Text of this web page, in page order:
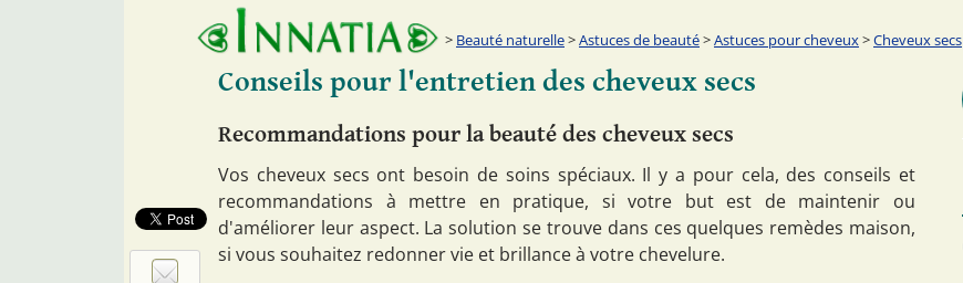
Beauté naturelle>Astuces de beauté>Astuces pour cheveux>Cheveux secs
Conseils pour l'entretien des cheveux secs
Recommandations pour la beauté des cheveux secs
Vos cheveux secs ont besoin de soins spéciaux. Il y a pour cela, des conseils et
recommandations à mettre en pratique, si votre but est de maintenir ou
d'améliorer leur aspect. La solution se trouve dans ces quelques remèdes maison,
si vous souhaitez redonner vie et brillance à votre chevelure.